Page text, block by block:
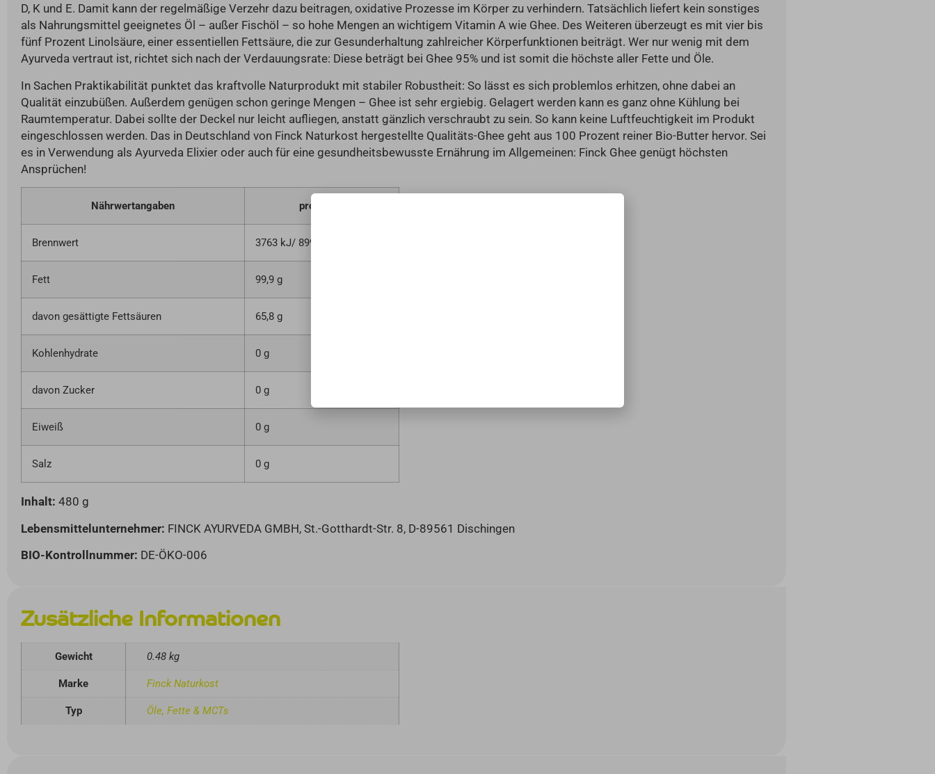
D, K und E. Damit kann der regelmäßige Verzehr dazu beitragen, oxidative Prozesse im Körper zu verhindern. Tatsächlich liefert kein sonstiges
als Nahrungsmittel geeignetes Öl – außer Fischöl – so hohe Mengen an wichtigem Vitamin A wie Ghee. Des Weiteren überzeugt es mit vier bis
fünf Prozent Linolsäure, einer essentiellen Fettsäure, die zur Gesunderhaltung zahlreicher Körperfunktionen beiträgt. Wer nur wenig mit dem
Ayurveda vertraut ist, richtet sich nach der Verdauungsrate: Diese beträgt bei Ghee 95% und ist somit die höchste aller Fette und Öle.
In Sachen Praktikabilität punktet das kraftvolle Naturprodukt mit stabiler Robustheit: So lässt es sich problemlos erhitzen, ohne dabei an
Qualität einzubüßen. Außerdem genügen schon geringe Mengen – Ghee ist sehr ergiebig. Gelagert werden kann es ganz ohne Kühlung bei
Raumtemperatur. Dabei sollte der Deckel nur leicht aufliegen, anstatt gänzlich verschraubt zu sein. So kann keine Luftfeuchtigkeit im Produkt
eingeschlossen werden. Das in Deutschland von Finck Naturkost hergestellte Qualitäts-Ghee geht aus 100 Prozent reiner Bio-Butter hervor. Sei
es in Verwendung als Ayurveda Elixier oder auch für eine gesundheitsbewusste Ernährung im Allgemeinen: Finck Ghee genügt höchsten
Ansprüchen!
Nährwertangaben pro 100 g
Brennwert 3763 kJ/ 899 kcal
Fett 99,9 g
davon gesättigte Fettsäuren 65,8 g
Kohlenhydrate 0 g
davon Zucker 0 g
Eiweiß 0 g
Salz 0 g
Inhalt: 480 g
Lebensmittelunternehmer: FINCK AYURVEDA GMBH, St.-Gotthardt-Str. 8, D-89561 Dischingen
BIO-Kontrollnummer: DE-ÖKO-006
Zusätzliche Informationen
Gewicht 0.48 kg
Marke Finck Naturkost
Typ Öle, Fette & MCTs